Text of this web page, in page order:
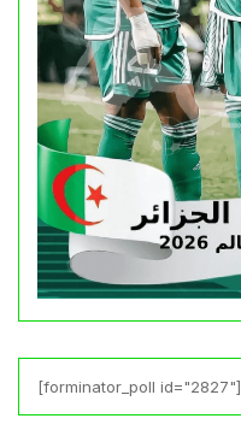
[forminator_poll id="2827"]